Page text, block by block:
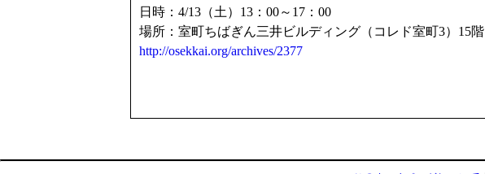
日時：4/13（土）13：00～17：00
場所：室町ちばぎん三井ビルディング（コレド室町3）15階
http://osekkai.org/archives/2377